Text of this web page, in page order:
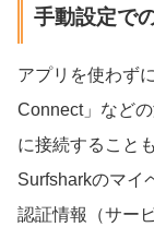
手動設定で
アプリを使わず
Connect」など
に接続すること
Surfsharkのマイ
認証情報（サー